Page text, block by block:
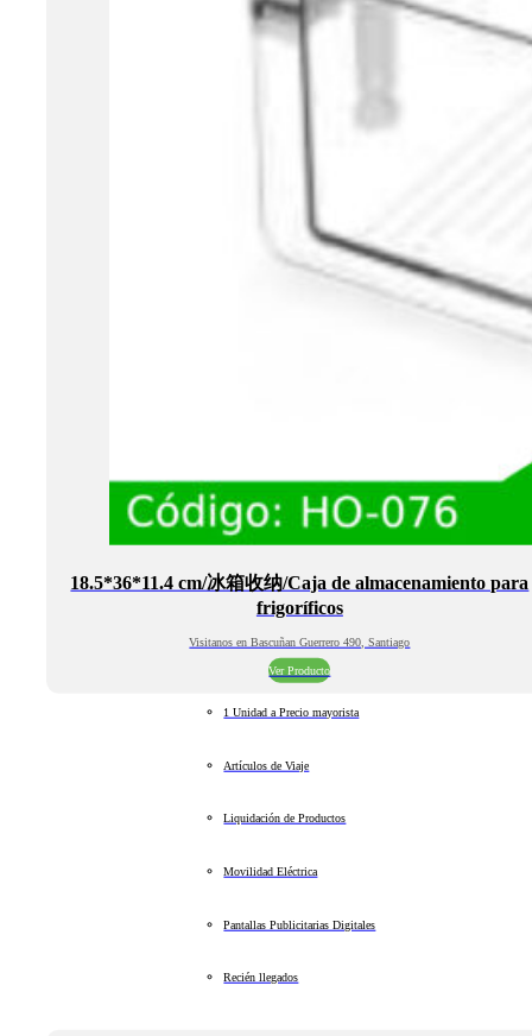
18.5*36*11.4 cm/冰箱收纳/Caja de almacenamiento para
frigoríficos
Visitanos en Bascuñan Guerrero 490, Santiago
Ver Producto
1 Unidad a Precio mayorista
Artículos de Viaje
Liquidación de Productos
Movilidad Eléctrica
Pantallas Publicitarias Digitales
Recién llegados